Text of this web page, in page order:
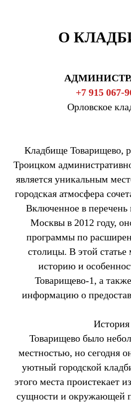
О
+7 915 067-
Орловское
Кладбище Товарищево,
Троицком
является уникальным
городская атмосфера
Включенное в перечень
Москвы в 2012 году,
программы по
столицы. В этой
историю и
Товарищево-1, а
информацию о
История
Товарищево было
местностью, но сегодня
уютный городской
этого места проистекает
сущности и окружающей